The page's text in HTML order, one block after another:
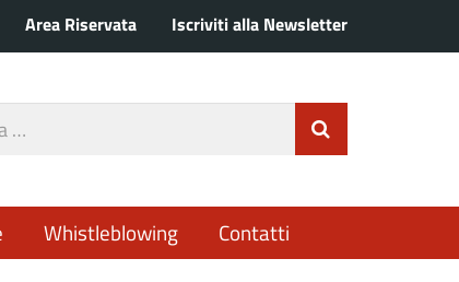
Area Riservata Iscriviti alla Newsletter
Whistleblowing Contatti